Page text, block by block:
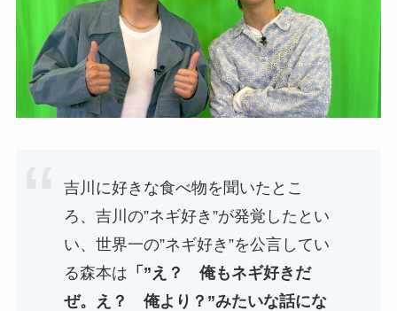
吉川に好きな食べ物を聞いたとこ
ろ、吉川の”ネギ好き”が発覚したとい
い、世界一の”ネギ好き”を公言してい
る森本は 「”え？ 俺もネギ好きだ
ぜ。え？ 俺より？”みたいな話にな